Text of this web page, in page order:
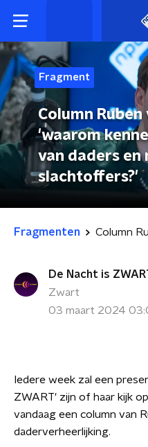
Fragment
Column
'waarom
van daders en
slachtoffers?'
Fragmenten
De Nacht is
Zwart
03 maart 2024
Iedere week zal een
ZWART' zijn of haar kijk
vandaag een column van
daderverheerlijking.